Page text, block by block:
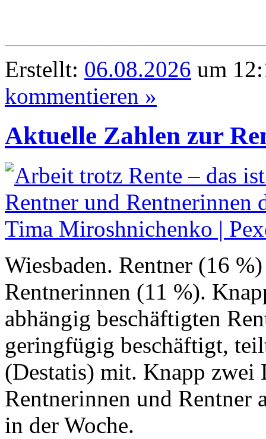
Erstellt: 06.08.2026 um
kommentieren »
Aktuelle Zahlen zur
Wiesbaden. Rentner (16
Rentnerinnen (11 %).
abhängig beschäftigten
geringfügig beschäftigt,
(Destatis) mit. Knapp zwei
Rentnerinnen und Rentner
in der Woche.